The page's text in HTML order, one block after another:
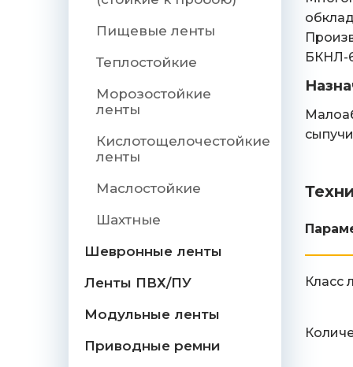
Пищевые ленты
Теплостойкие
Морозостойкие
ленты
Кислотощелочестойкие
ленты
Маслостойкие
Шахтные
Шевронные ленты
Ленты ПВХ/ПУ
Модульные ленты
Приводные ремни
БКНЛ-
Класс